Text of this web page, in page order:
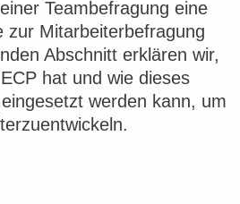
Teambefragung eine
zur Mitarbeiterbefragung
Abschnitt erklären wir,
hat und wie dieses
werden kann, um